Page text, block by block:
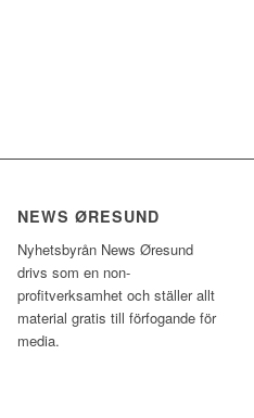
NEWS ØRESUND
Nyhetsbyrån News Øresund
drivs som en non-
profitverksamhet och ställer allt
material gratis till förfogande för
media.